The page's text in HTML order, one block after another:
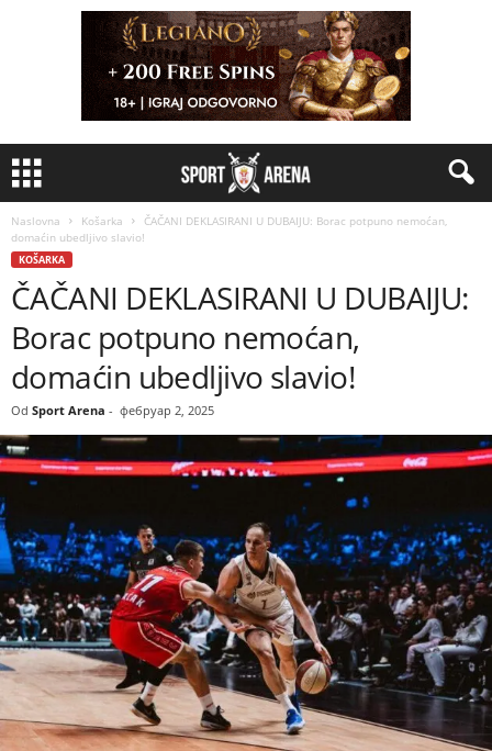
Naslovna Košarka
ČAČANI DEKLASIRANI U DUBAIJU: Borac potpuno nemoćan,
domaćin ubedljivo slavio!
KOŠARKA
ČAČANI DEKLASIRANI U DUBAIJU:
Borac potpuno nemoćan,
domaćin ubedljivo slavio!
Od Sport Arena - фебруар 2, 2025